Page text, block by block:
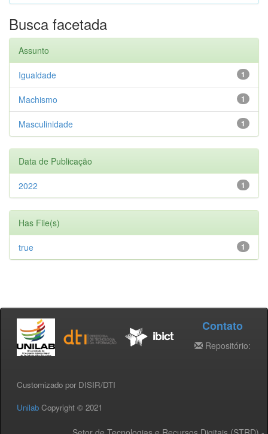
Busca facetada
Assunto
1
Igualdade
1
Machismo
1
Masculinidade
Data de Publicação
1
2022
Has File(s)
1
true
Customizado por DISIR/DTI
Unilab Copyright © 2021
Contato
Repositório: